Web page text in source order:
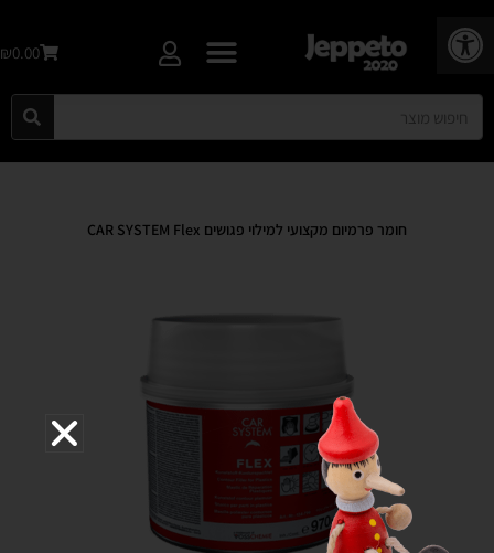
פתח סרגל נגישות
₪0.00
חומר פרמיום מקצועי למילוי פגושים CAR SYSTEM Flex